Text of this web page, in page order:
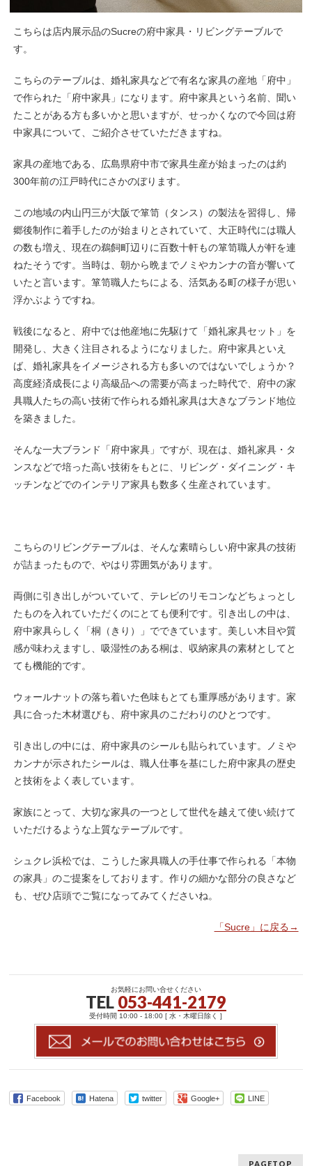
こちらは店内展示品のSucreの府中家具・リビングテーブルで
す。
こちらのテーブルは、婚礼家具などで有名な家具の産地「府中」
で作られた「府中家具」になります。府中家具という名前、聞い
たことがある方も多いかと思いますが、せっかくなので今回は府
中家具について、ご紹介させていただきますね。
家具の産地である、広島県府中市で家具生産が始まったのは約
300年前の江戸時代にさかのぼります。
この地域の内山円三が大阪で箪笥（タンス）の製法を習得し、帰
郷後制作に着手したのが始まりとされていて、大正時代には職人
の数も増え、現在の鵜飼町辺りに百数十軒もの箪笥職人が軒を連
ねたそうです。当時は、朝から晩までノミやカンナの音が響いて
いたと言います。箪笥職人たちによる、活気ある町の様子が思い
浮かぶようですね。
戦後になると、府中では他産地に先駆けて「婚礼家具セット」を
開発し、大きく注目されるようになりました。府中家具といえ
ば、婚礼家具をイメージされる方も多いのではないでしょうか？
高度経済成長により高級品への需要が高まった時代で、府中の家
具職人たちの高い技術で作られる婚礼家具は大きなブランド地位
を築きました。
そんな一大ブランド「府中家具」ですが、現在は、婚礼家具・タ
ンスなどで培った高い技術をもとに、リビング・ダイニング・キ
ッチンなどでのインテリア家具も数多く生産されています。
こちらのリビングテーブルは、そんな素晴らしい府中家具の技術
が詰まったもので、やはり雰囲気があります。
両側に引き出しがついていて、テレビのリモコンなどちょっとし
たものを入れていただくのにとても便利です。引き出しの中は、
府中家具らしく「桐（きり）」でできています。美しい木目や質
感が味わえますし、吸湿性のある桐は、収納家具の素材としてと
ても機能的です。
ウォールナットの落ち着いた色味もとても重厚感があります。家
具に合った木材選びも、府中家具のこだわりのひとつです。
引き出しの中には、府中家具のシールも貼られています。ノミや
カンナが示されたシールは、職人仕事を基にした府中家具の歴史
と技術をよく表しています。
家族にとって、大切な家具の一つとして世代を越えて使い続けて
いただけるような上質なテーブルです。
シュクレ浜松では、こうした家具職人の手仕事で作られる「本物
の家具」のご提案をしております。作りの細かな部分の良さなど
も、ぜひ店頭でご覧になってみてくださいね。
「Sucre」に戻る→
お気軽にお問い合せください
TEL 053-441-2179
受付時間 10:00 - 18:00 [ 水・木曜日除く ]
Facebook Hatena twitter Google+ LINE
PAGETOP